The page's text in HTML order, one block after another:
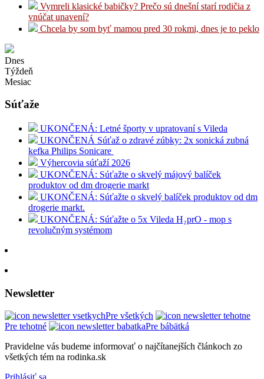
Vymreli klasické babičky? Prečo sú dnešní starí rodičia z
vnúčat unavení?
Chcela by som byť mamou pred 30 rokmi, dnes je to peklo
Dnes
Týždeň
Mesiac
Súťaže
UKONČENÁ: Letné športy v upratovaní s Vileda
UKONČENÁ Súťaž o zdravé zúbky: 2x sonická zubná
kefka Philips Sonicare
Výhercovia súťaží 2026
UKONČENÁ: Súťažte o skvelý májový balíček
produktov od dm drogerie markt
UKONČENÁ: Súťažte o skvelý balíček produktov od dm
drogerie markt.
UKONČENÁ: Súťažte o 5x Vileda H₂prO - mop s
revolučným systémom
Newsletter
Pre všetkých
Pre tehotné
Pre bábätká
Pravidelne vás budeme informovať o najčítanejších článkoch zo
všetkých tém na rodinka.sk